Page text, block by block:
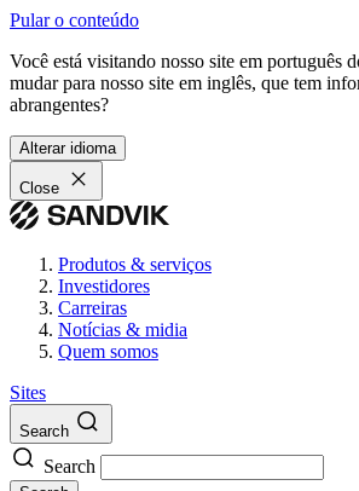
Pular o conteúdo
Você está visitando nosso site em português
mudar para nosso site em inglês, que tem
abrangentes?
Alterar idioma
Close
Produtos & serviços
Investidores
Carreiras
Notícias & midia
Quem somos
Sites
Search
Search